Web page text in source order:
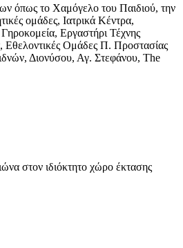
όπως το Χαμόγελο του Παιδιού, την
ομάδες, Ιατρικά Κέντρα,
Εργαστήρι Τέχνης
Ομάδες Π. Προστασίας
Διονύσου, Αγ. Στεφάνου, The
στον ιδιόκτητο χώρο έκτασης